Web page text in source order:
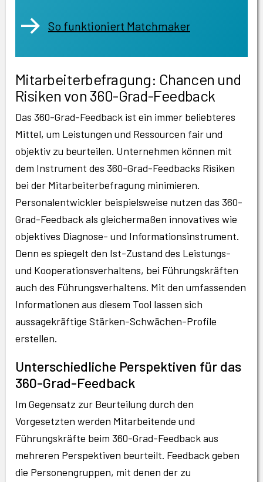
So funktioniert Matchmaker
Mitarbeiterbefragung: Chancen und
Risiken von 360-Grad-Feedback
Das 360-Grad-Feedback ist ein immer beliebteres
Mittel, um Leistungen und Ressourcen fair und
objektiv zu beurteilen. Unternehmen können mit
dem Instrument des 360-Grad-Feedbacks Risiken
bei der Mitarbeiterbefragung minimieren.
Personalentwickler beispielsweise nutzen das 360-
Grad-Feedback als gleichermaßen innovatives wie
objektives Diagnose- und Informationsinstrument.
Denn es spiegelt den Ist-Zustand des Leistungs-
und Kooperationsverhaltens, bei Führungskräften
auch des Führungsverhaltens. Mit den umfassenden
Informationen aus diesem Tool lassen sich
aussagekräftige Stärken-Schwächen-Profile
erstellen.
Unterschiedliche Perspektiven für das
360-Grad-Feedback
Im Gegensatz zur Beurteilung durch den
Vorgesetzten werden Mitarbeitende und
Führungskräfte beim 360-Grad-Feedback aus
mehreren Perspektiven beurteilt. Feedback geben
die Personengruppen, mit denen der zu